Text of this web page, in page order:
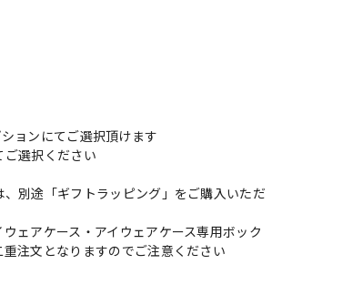
ョンにてご選択頂けます
ご選択ください
別途「ギフトラッピング」をご購入いただ
ェアケース・アイウェアケース専用ボック
注文となりますのでご注意ください